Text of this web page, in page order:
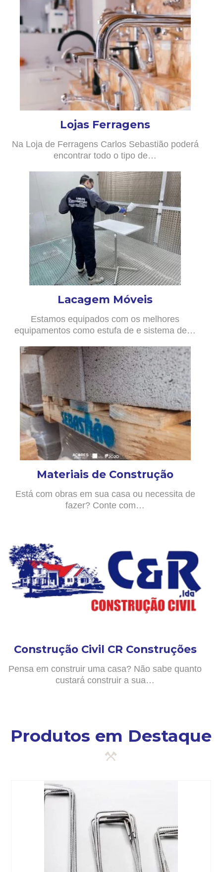
Lojas Ferragens
Na Loja de Ferragens Carlos Sebastião poderá
encontrar todo o tipo de…
Lacagem Móveis
Estamos equipados com os melhores
equipamentos como estufa de e sistema de…
Materiais de Construção
Está com obras em sua casa ou necessita de
fazer? Conte com…
Construção Civil CR Construções
Pensa em construir uma casa? Não sabe quanto
custará construir a sua…
Produtos em Destaque